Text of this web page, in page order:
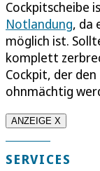
Cockpitscheibe
Notlandung, da
möglich ist.
komplett
Cockpit, der
ohnmächtig
ANZEIGE X
SERVICES